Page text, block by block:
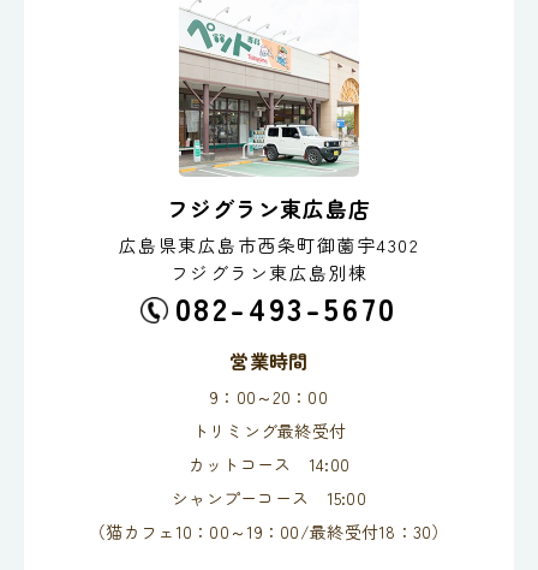
フジグラン東広島店
広島県東広島市西条町御薗宇4302
フジグラン東広島別棟
082-493-5670
営業時間
9：00～20：00
トリミング最終受付
カットコース 14:00
シャンプーコース 15:00
（猫カフェ10：00～19：00/最終受付18：30）